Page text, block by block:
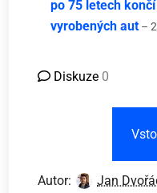
po 75 letech
vyrobených aut –
Diskuze 0
Autor: Jan